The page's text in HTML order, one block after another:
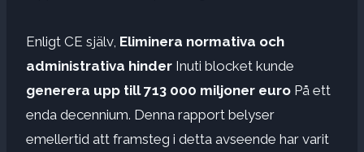
Enligt CE själv, Eliminera normativa och
administrativa hinder Inuti blocket kunde
generera upp till 713 000 miljoner euro På ett
enda decennium. Denna rapport belyser
emellertid att framsteg i detta avseende har varit